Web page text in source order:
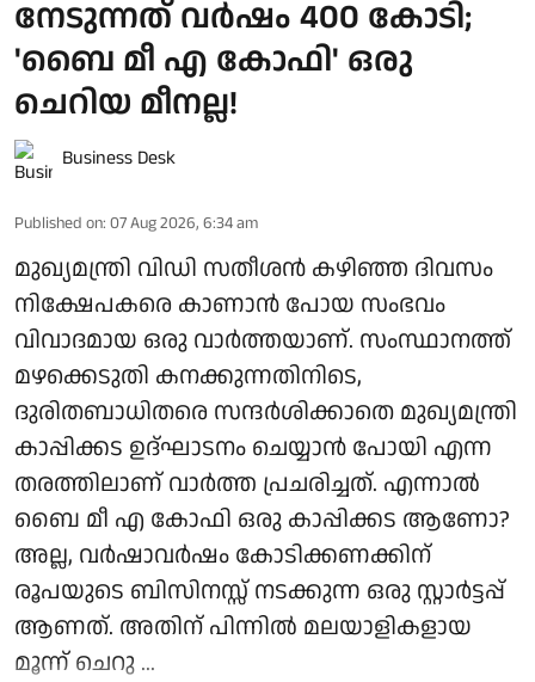
നേടുന്നത് വർഷം 400 കോടി;
'ബൈ മീ എ കോഫി' ഒരു
ചെറിയ മീനല്ല!
Business Desk
Published on: 07 Aug 2026, 6:34 am
മുഖ്യമന്ത്രി വിഡി സതീശൻ കഴിഞ്ഞ ദിവസം
നിക്ഷേപകരെ കാണാൻ പോയ സംഭവം
വിവാദമായ ഒരു വാർത്തയാണ്. സംസ്ഥാനത്ത്
മഴക്കെടുതി കനക്കുന്നതിനിടെ,
ദുരിതബാധിതരെ സന്ദർശിക്കാതെ മുഖ്യമന്ത്രി
കാപ്പിക്കട ഉദ്ഘാടനം ചെയ്യാൻ പോയി എന്ന
തരത്തിലാണ് വാർത്ത പ്രചരിച്ചത്. എന്നാൽ
ബൈ മീ എ കോഫി ഒരു കാപ്പിക്കട ആണോ?
അല്ല, വർഷാവർഷം കോടിക്കണക്കിന്
രൂപയുടെ ബിസിനസ്സ് നടക്കുന്ന ഒരു സ്റ്റാർട്ടപ്പ്
ആണത്. അതിന് പിന്നിൽ മലയാളികളായ
മൂന്ന് ചെറു ...